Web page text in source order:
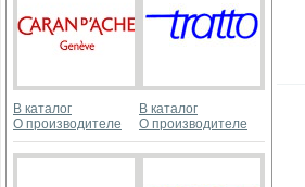
В каталог
О производителе
В каталог
О производителе